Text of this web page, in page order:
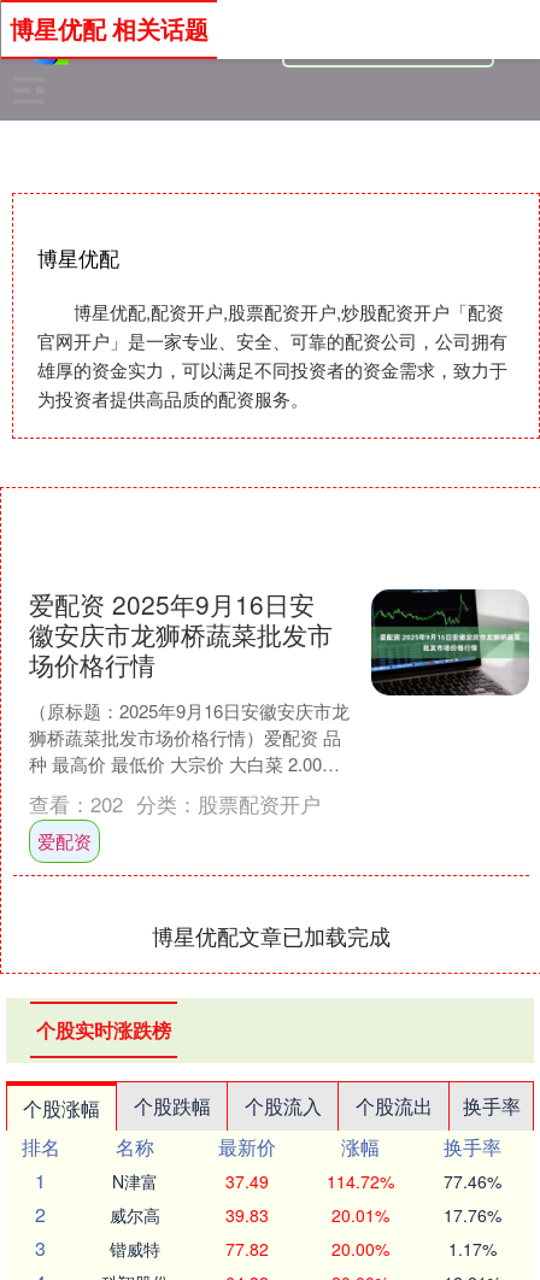
博星优配
博星优配,配资开户,股票配资开户,炒股配资开户「配资
官网开户」是一家专业、安全、可靠的配资公司，公司拥有
雄厚的资金实力，可以满足不同投资者的资金需求，致力于
为投资者提供高品质的配资服务。
博星优配 相关话题
爱配资 2025年9月16日安
徽安庆市龙狮桥蔬菜批发市
场价格行情
（原标题：2025年9月16日安徽安庆市龙
狮桥蔬菜批发市场价格行情）爱配资 品
种 最高价 最低价 大宗价 大白菜 2.00
1.20 1.60 甘蓝 2.00 ....
查看： 202 分类： 股票配资开户
爱配资
博星优配文章已加载完成
个股实时涨跌榜
个股涨幅 个股跌幅 个股流入 个股流出
换手率
排名
名称 最新价 涨幅
换手率
1
N津富 37.49 114.72% 77.46%
2 威尔高 39.83 20.01% 17.76%
3 锴威特 77.82 20.00% 1.17%